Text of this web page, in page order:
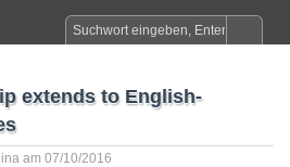
extends to English-
am 07/10/2016